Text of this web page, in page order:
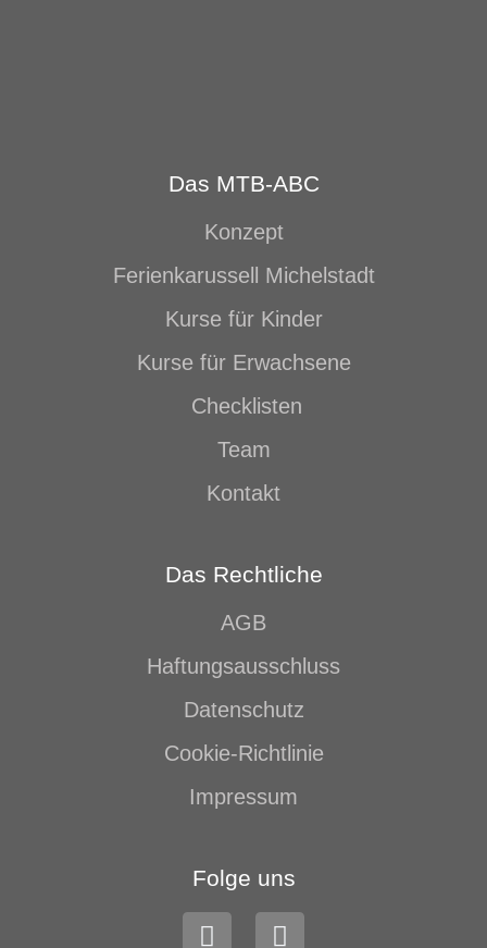
Das MTB-ABC
Konzept
Ferienkarussell Michelstadt
Kurse für Kinder
Kurse für Erwachsene
Checklisten
Team
Kontakt
Das Rechtliche
AGB
Haftungsausschluss
Datenschutz
Cookie-Richtlinie
Impressum
Folge uns